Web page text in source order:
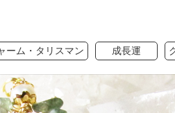
ーム・タリスマン 成長運